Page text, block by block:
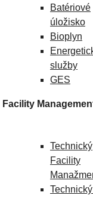
Batériové
úložisko
Bioplyn
služby
GES
Facility
Technický
Facility